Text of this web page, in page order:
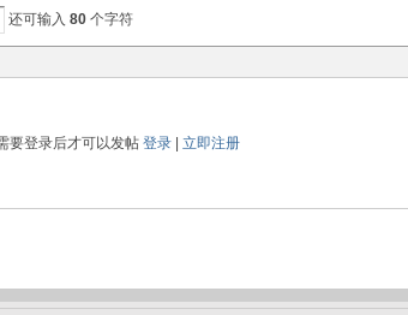
还可输入 80 个字符
要登录后才可以发帖 登录 立即注册